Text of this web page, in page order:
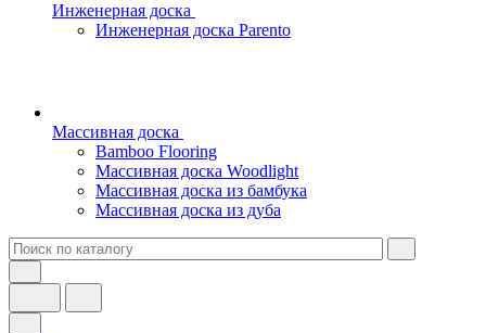
Инженерная доска
Инженерная доска Parento
Массивная доска
Bamboo Flooring
Массивная доска Woodlight
Массивная доска из бамбука
Массивная доска из дуба